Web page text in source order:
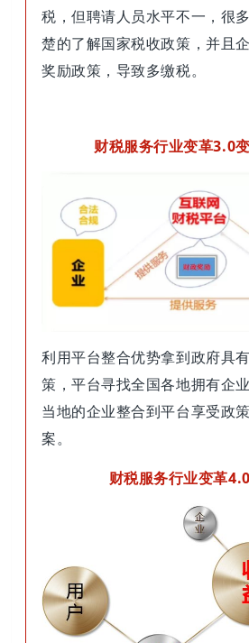
税，但聘请人员水平不一，很
楚的了解国家税收政策，并且
奖励政策，导致多缴税。
财税服务行业变革3.0
利用平台整合优势拿到政府具
策，平台寻找全国各地拥有企
当地的企业整合到平台享受政
案。
财税服务行业变革